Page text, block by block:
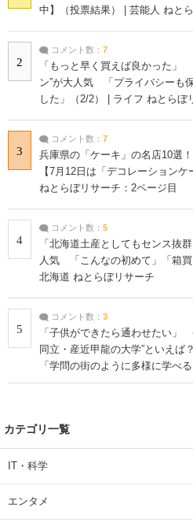
中】（投票結果） | 芸能人 ねと
2
コメント数： 7
「もっと早く買えば良かった」
ン”が大人気 「プライバシーも
した」（2/2） | ライフ ねとらぼ
3
コメント数： 7
兵庫県の「ケーキ」の名店10選
【7月12日は「デコレーション
ねとらぼリサーチ：2ページ目
4
コメント数： 5
「北海道土産としてもセンス抜
人気 「こんなの初めて」「箱買
北海道 ねとらぼリサーチ
5
コメント数： 3
「子供ができたら通わせたい」
同立・産近甲龍の大学”といえ
「学問の街のように多様に学べ
| 大学 ねとらぼリサーチ
カテゴリ一覧
IT・科学
エンタメ